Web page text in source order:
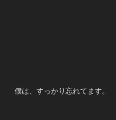
僕は、すっかり忘れてます。